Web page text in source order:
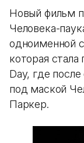
Новый фильм
Человека-
одноименной
которая
Day, где
под маской
Паркер.